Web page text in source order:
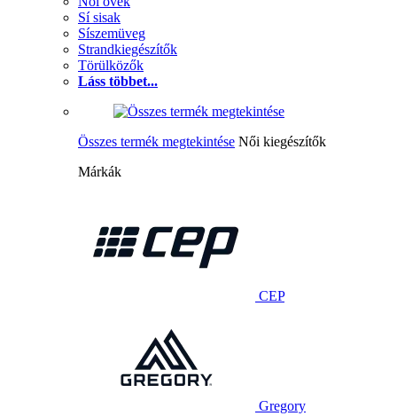
Sí sisak
Síszemüveg
Strandkiegészítők
Törülközők
Láss többet...
Összes termék megtekintése Női kiegészítők
Márkák
CEP
Gregory